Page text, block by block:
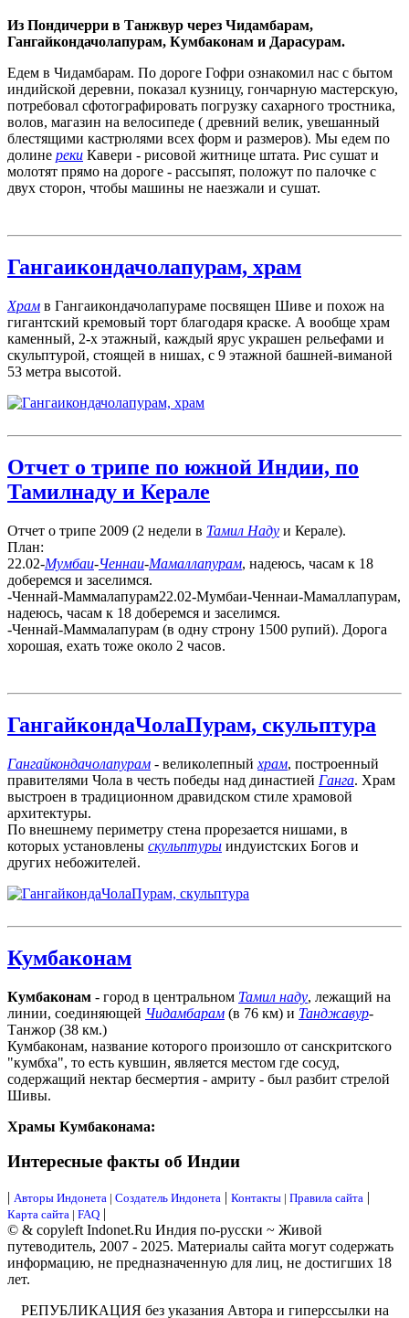
Из Пондичерри в Танжвур через Чидамбарам,
Гангайкондачолапурам, Кумбаконам и Дарасурам.
Едем в Чидамбарам. По дороге Гофри ознакомил нас с бытом
индийской деревни, показал кузницу, гончарную мастерскую,
потребовал сфотографировать погрузку сахарного тростника,
волов, магазин на велосипеде ( древний велик, увешанный
блестящими кастрюлями всех форм и размеров). Мы едем по
долине реки Кавери - рисовой житнице штата. Рис сушат и
молотят прямо на дороге - рассыпят, положут по палочке с
двух сторон, чтобы машины не наезжали и сушат.
Гангаикондачолапурам, храм
Храм в Гангаикондачолапураме посвящен Шиве и похож на
гигантский кремовый торт благодаря краске. А вообще храм
каменный, 2-х этажный, каждый ярус украшен рельефами и
скульптурой, стоящей в нишах, с 9 этажной башней-виманой
53 метра высотой.
Отчет о трипе по южной Индии, по
Тамилнаду и Керале
Отчет о трипе 2009 (2 недели в Тамил Наду и Керале).
План:
22.02-Мумбаи-Ченнаи-Мамаллапурам, надеюсь, часам к 18
доберемся и заселимся.
-Ченнай-Маммалапурам22.02-Мумбаи-Ченнаи-Мамаллапурам,
надеюсь, часам к 18 доберемся и заселимся.
-Ченнай-Маммалапурам (в одну строну 1500 рупий). Дорога
хорошая, ехать тоже около 2 часов.
ГангайкондаЧолаПурам, скульптура
Гангайкондачолапурам - великолепный храм, построенный
правителями Чола в честь победы над династией Ганга. Храм
выстроен в традиционном дравидском стиле храмовой
архитектуры.
По внешнему периметру стена прорезается нишами, в
которых установлены скульптуры индуистских Богов и
других небожителей.
Кумбаконам
Кумбаконам - город в центральном Тамил наду, лежащий на
линии, соединяющей Чидамбарам (в 76 км) и Танджавур-
Танжор (38 км.)
Кумбаконам, название которого произошло от санскритского
"кумбха", то есть кувшин, является местом где сосуд,
содержащий нектар бесмертия - амриту - был разбит стрелой
Шивы.
Храмы Кумбаконама:
Интересные факты об Индии
| Авторы Индонета | Создатель Индонета | Контакты | Правила сайта |
Карта сайта | FAQ |
© & copyleft Indonet.Ru Индия по-русски ~ Живой
путеводитель, 2007 - 2025. Материалы сайта могут содержать
информацию, не предназначенную для лиц, не достигших 18
лет.
РЕПУБЛИКАЦИЯ без указания Автора и гиперссылки на